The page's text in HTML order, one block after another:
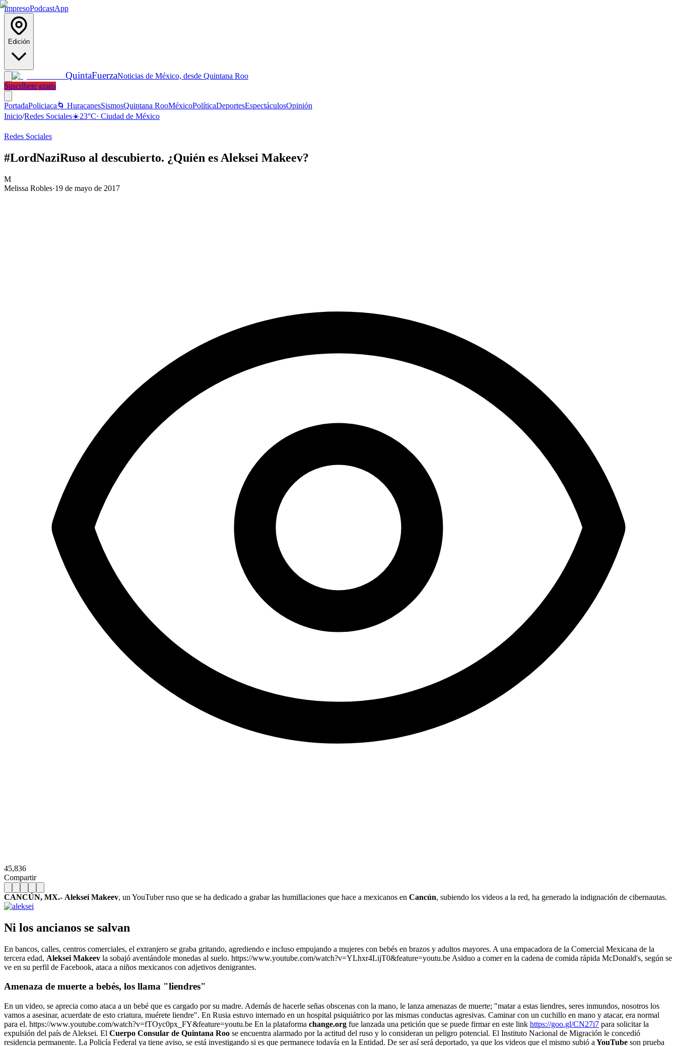
ImpresoPodcastApp
Edición
QuintaFuerzaNoticias de México, desde Quintana Roo
Suscríbete gratis
PortadaPoliciaca 🌀 HuracanesSismosQuintana RooMéxicoPolíticaDeportesEspectáculosOpinión
Inicio/Redes Sociales☀️23°C· Ciudad de México
Redes Sociales
#LordNaziRuso al descubierto. ¿Quién es Aleksei Makeev?
M
Melissa Robles·19 de mayo de 2017
45,836
Compartir
CANCÚN, MX.- Aleksei Makeev, un YouTuber ruso que se ha dedicado a grabar las humillaciones que hace a mexicanos en Cancún, subiendo los videos a la red, ha generado la indignación de cibernautas.
Ni los ancianos se salvan
En bancos, calles, centros comerciales, el extranjero se graba gritando, agrediendo e incluso empujando a mujeres con bebés en brazos y adultos mayores. A una empacadora de la Comercial Mexicana de la
tercera edad, Aleksei Makeev la sobajó aventándole monedas al suelo. https://www.youtube.com/watch?v=YLhxr4LijT0&feature=youtu.be Asiduo a comer en la cadena de comida rápida McDonald's, según se
ve en su perfil de Facebook, ataca a niños mexicanos con adjetivos denigrantes.
Amenaza de muerte a bebés, los llama "liendres"
En un video, se aprecia como ataca a un bebé que es cargado por su madre. Además de hacerle señas obscenas con la mano, le lanza amenazas de muerte; "matar a estas liendres, seres inmundos, nosotros los
vamos a asesinar, acuerdate de esto criatura, muérete liendre". En Rusia estuvo internado en un hospital psiquiátrico por las mismas conductas agresivas. Caminar con un cuchillo en mano y atacar, era normal
para el. https://www.youtube.com/watch?v=fTOyc0px_FY&feature=youtu.be En la plataforma change.org fue lanzada una petición que se puede firmar en este link https://goo.gl/CN27i7 para solicitar la
expulsión del país de Aleksei. El Cuerpo Consular de Quintana Roo se encuentra alarmado por la actitud del ruso y lo consideran un peligro potencial. El Instituto Nacional de Migración le concedió
residencia permanente. La Policía Federal ya tiene aviso, se está investigando si es que permanece todavía en la Entidad. De ser así será deportado, ya que los videos que el mismo subió a YouTube son prueba